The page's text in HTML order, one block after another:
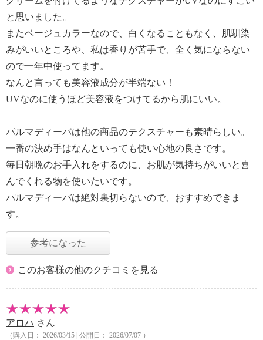
と思いました。
またベージュカラーなので、白くなることもなく、肌馴染
みがいいところや、私は香りが苦手で、全く気にならない
ので一年中使ってます。
なんと言っても美容液成分が半端ない！
UVなのに使うほど美容液をつけてるから肌にいい。
パルマディーバは他の商品のテクスチャーも素晴らしい。
一番の決め手はなんといっても使い心地の良さです。
毎日朝晩のお手入れをするのに、お肌が気持ちがいいと喜
んでくれる物を使いたいです。
パルマディーバは絶対裏切らないので、おすすめできま
す。
参考になった
このお客様の他のクチコミを見る
アロハ さん
（購入日： 2026/03/15 | 公開日： 2026/07/07 ）